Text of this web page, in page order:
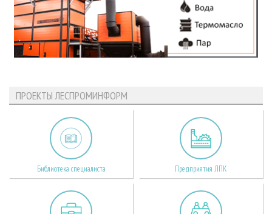
ПРОЕКТЫ ЛЕСПРОМИНФОРМ
Библиотека специалиста Предприятия ЛПК